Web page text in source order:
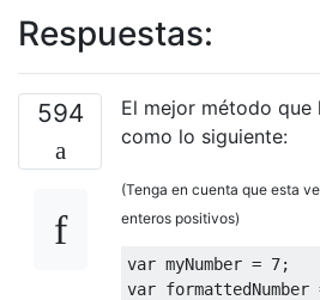
Respuestas:
594
El mejor método que
como lo siguiente:
(Tenga en cuenta que esta
enteros positivos)
var myNumber = 7;
var formattedNumber